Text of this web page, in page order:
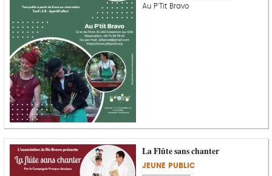
Au P'Tit Bravo
La Flûte sans chanter
JEUNE PUBLIC